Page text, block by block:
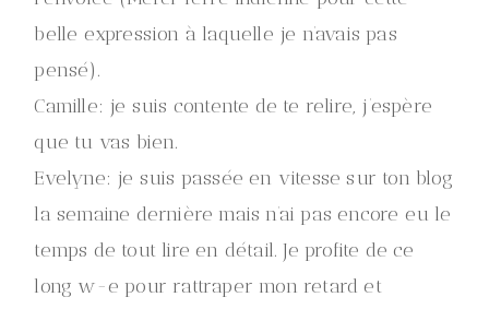
belle expression à laquelle je n’avais pas
pensé).
Camille: je suis contente de te relire, j’espère
que tu vas bien.
Evelyne: je suis passée en vitesse sur ton blog
la semaine dernière mais n’ai pas encore eu le
temps de tout lire en détail. Je profite de ce
long w-e pour rattraper mon retard et